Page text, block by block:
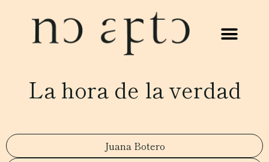
La hora de la verdad
Juana Botero